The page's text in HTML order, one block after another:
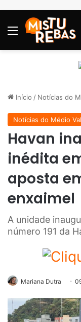
Menu
Início / Notícias do
Notícias do Médio
Havan
inédita
aposta
enxaimel
A unidade
número 191 da
Mariana Dutra